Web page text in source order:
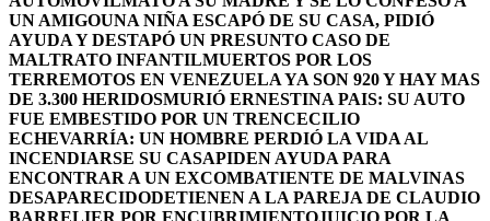
UN AMIGOUNA NIÑA ESCAPÓ DE SU CASA, PIDIÓ
AYUDA Y DESTAPÓ UN PRESUNTO CASO DE
MALTRATO INFANTILMUERTOS POR LOS
TERREMOTOS EN VENEZUELA YA SON 920 Y HAY MAS
DE 3.300 HERIDOSMURIÓ ERNESTINA PAIS: SU AUTO
FUE EMBESTIDO POR UN TRENCECILIO
ECHEVARRÍA: UN HOMBRE PERDIÓ LA VIDA AL
INCENDIARSE SU CASAPIDEN AYUDA PARA
ENCONTRAR A UN EXCOMBATIENTE DE MALVINAS
DESAPARECIDODETIENEN A LA PAREJA DE CLAUDIO
BARRELIER POR ENCUBRIMIENTOJUICIO POR LA